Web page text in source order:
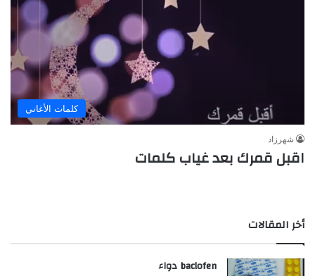
كلمات الأغاني
شهرزاد
اقبل قمرك بعد غياب كلمات
أخر المقالات
baclofen دواء